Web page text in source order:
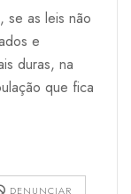
se as leis não
e
duras, na
que fica
DENUNCIAR